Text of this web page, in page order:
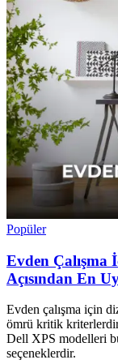
Popüler
Evden Çalışma
Açısından En
Evden çalışma için
ömrü kritik
Dell XPS modelleri
seçeneklerdir.